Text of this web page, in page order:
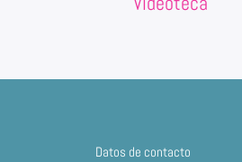
Datos de contacto